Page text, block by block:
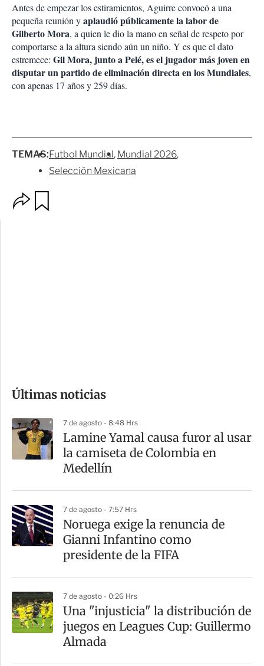
Antes de empezar los estiramientos, Aguirre convocó a una
pequeña reunión yaplaudió públicamente la labor de
Gilberto Mora, a quien le dio la mano en señal de respeto por
comportarse a la altura siendo aún un niño. Y es que el dato
estremece: Gil Mora, junto a Pelé, es el jugador más joven en
disputar un partido de eliminación directa en los Mundiales,
con apenas 17 años y 259 días.
TEMAS:Futbol Mundial
Mundial 2026
Selección Mexicana
m
a
r
t
Últimas noticias
7 de agosto - 8:48 Hrs
Lamine Yamal causa furor al usar
la camiseta de Colombia en
Medellín
7 de agosto - 7:57 Hrs
Noruega exige la renuncia de
Gianni Infantino como
presidente de la FIFA
7 de agosto - 0:26 Hrs
Una "injusticia" la distribución de
juegos en Leagues Cup: Guillermo
Almada